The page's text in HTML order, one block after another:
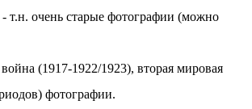
т.н. очень старые фотографии (можно
(1917-1922/1923), вторая мировая
фотографии.